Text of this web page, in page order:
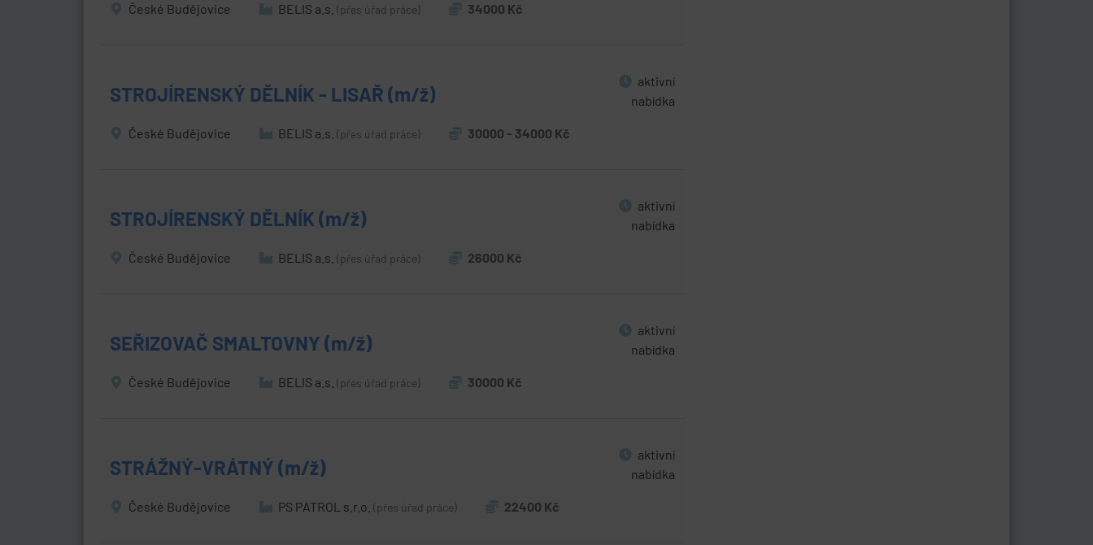
České Budějovice BELIS a.s. (přes úřad práce) 34000 Kč
STROJÍRENSKÝ DĚLNÍK - LISAŘ (m/ž)
aktivní
nabídka
České Budějovice BELIS a.s. (přes úřad práce) 30000 - 34000 Kč
STROJÍRENSKÝ DĚLNÍK (m/ž)
aktivní
nabídka
České Budějovice BELIS a.s. (přes úřad práce) 26000 Kč
SEŘIZOVAČ SMALTOVNY (m/ž)
aktivní
nabídka
České Budějovice BELIS a.s. (přes úřad práce) 30000 Kč
STRÁŽNÝ-VRÁTNÝ (m/ž)
aktivní
nabídka
České Budějovice PS PATROL s.r.o. (přes úřad práce) 22400 Kč